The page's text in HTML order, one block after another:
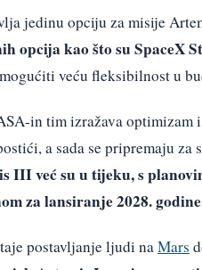
jedinu opciju za misije
opcija kao što su SpaceX
veću fleksibilnost u
in tim izražava
a sada se pripremaju
III već su u tijeku, s
za lansiranje 2028.
postavljanje ljudi naMars